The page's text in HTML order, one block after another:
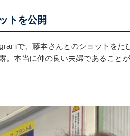
トを公開
で、藤本さんとのショットを
。本当に仲の良い夫婦であること